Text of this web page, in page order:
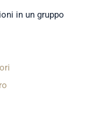
in un gruppo